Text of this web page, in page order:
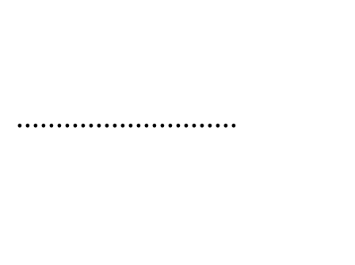
............................